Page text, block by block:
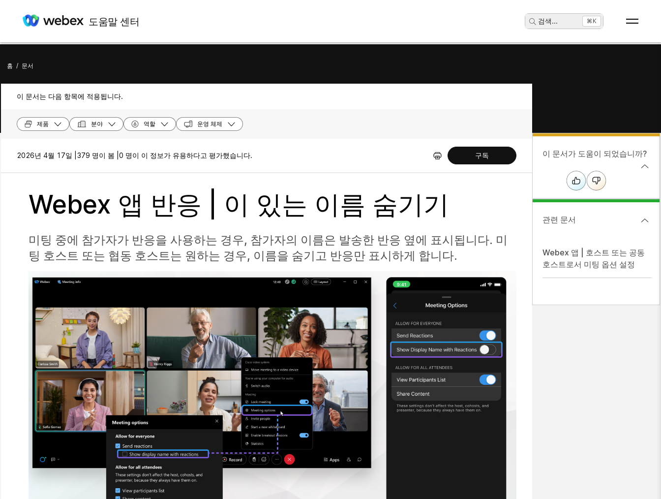
도움말 센터 검색... ⌘K
홈 / 문서
이 문서는 다음 항목에 적용됩니다.
제품 분야 역할 운영 체제
2026년 4월 17일 | 379 명이 봄 | 0 명이 이 정보가 유용하다고 평가했습니다. 구독
Webex 앱 반응 | 이 있는 이름 숨기기
미팅 중에 참가자가 반응을 사용하는 경우, 참가자의 이름은 발송한 반응 옆에 표시됩니다. 미
팅 호스트 또는 협동 호스트는 원하는 경우, 이름을 숨기고 반응만 표시하게 합니다.
이 문서가 도움이 되었습니까?
관련 문서
Webex 앱 | 호스트 또는 공동
호스트로서 미팅 옵션 설정